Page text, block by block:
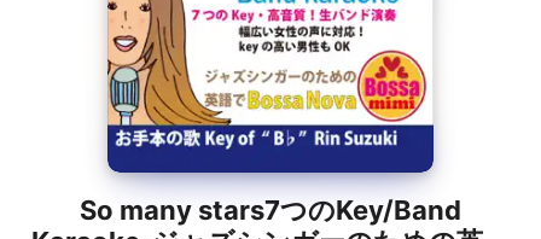
So many stars7つのKey/Band